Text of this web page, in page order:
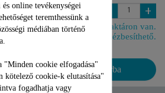
+
Raktáron van.
6 napon belül kézbesíthető.
Kosárba
és online tevékenységei
teremthessünk a
médiában történő
"Minden cookie elfogadása"
kötelező cookie-k elutasítása"
fogadhatja vagy